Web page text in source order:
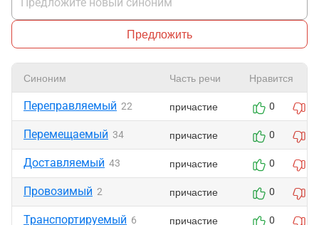
Предложить
Синоним Часть речи Нравится
Переправляемый 22 причастие 0
Перемещаемый 34 причастие 0
Доставляемый 43 причастие 0
Провозимый 2 причастие 0
Транспортируемый 6 причастие 0